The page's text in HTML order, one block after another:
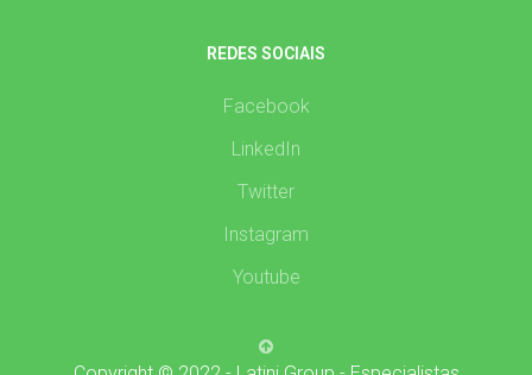
REDES SOCIAIS
Facebook
LinkedIn
Twitter
Instagram
Youtube